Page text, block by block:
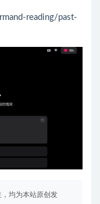
reading/past-
均为本站原创发